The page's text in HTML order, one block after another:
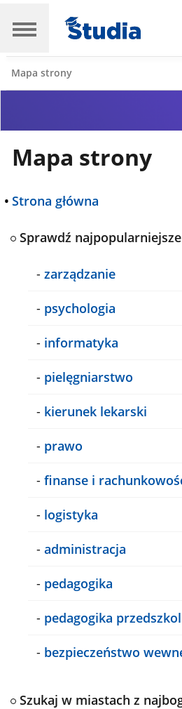
Mapa strony
Mapa strony
• Strona główna
Sprawdź
- zarządzanie
- psychologia
- informatyka
- pielęgniarstwo
- kierunek lekarski
- prawo
- finanse i
- logistyka
- administracja
- pedagogika
- pedagogika
- bezpieczeństwo
Szukaj w miastach z